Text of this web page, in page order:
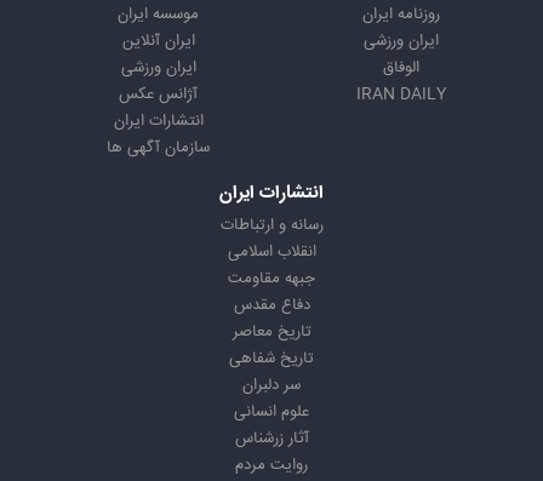
روزنامه ایران
ایران ورزشی
الوفاق
IRAN DAILY
موسسه ایران
ایران آنلاین
ایران ورزشی
آژانس عکس
انتشارات ایران
سازمان آگهی ها
انتشارات ایران
رسانه و ارتباطات
انقلاب اسلامی
جبهه مقاومت
دفاع مقدس
تاریخ معاصر
تاریخ شفاهی
سر دلبران
علوم انسانی
آثار زرشناس
روایت مردم